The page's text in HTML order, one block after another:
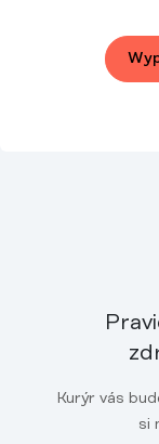
Kurýr vás
si